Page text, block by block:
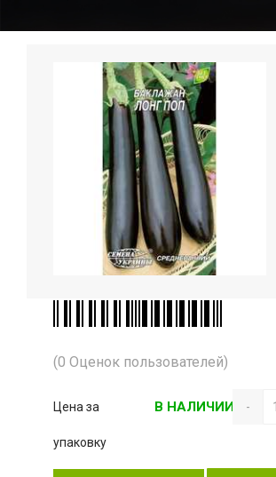
(0 Оценок пользователей)
Цена за
упаковку
В НАЛИЧИИ -